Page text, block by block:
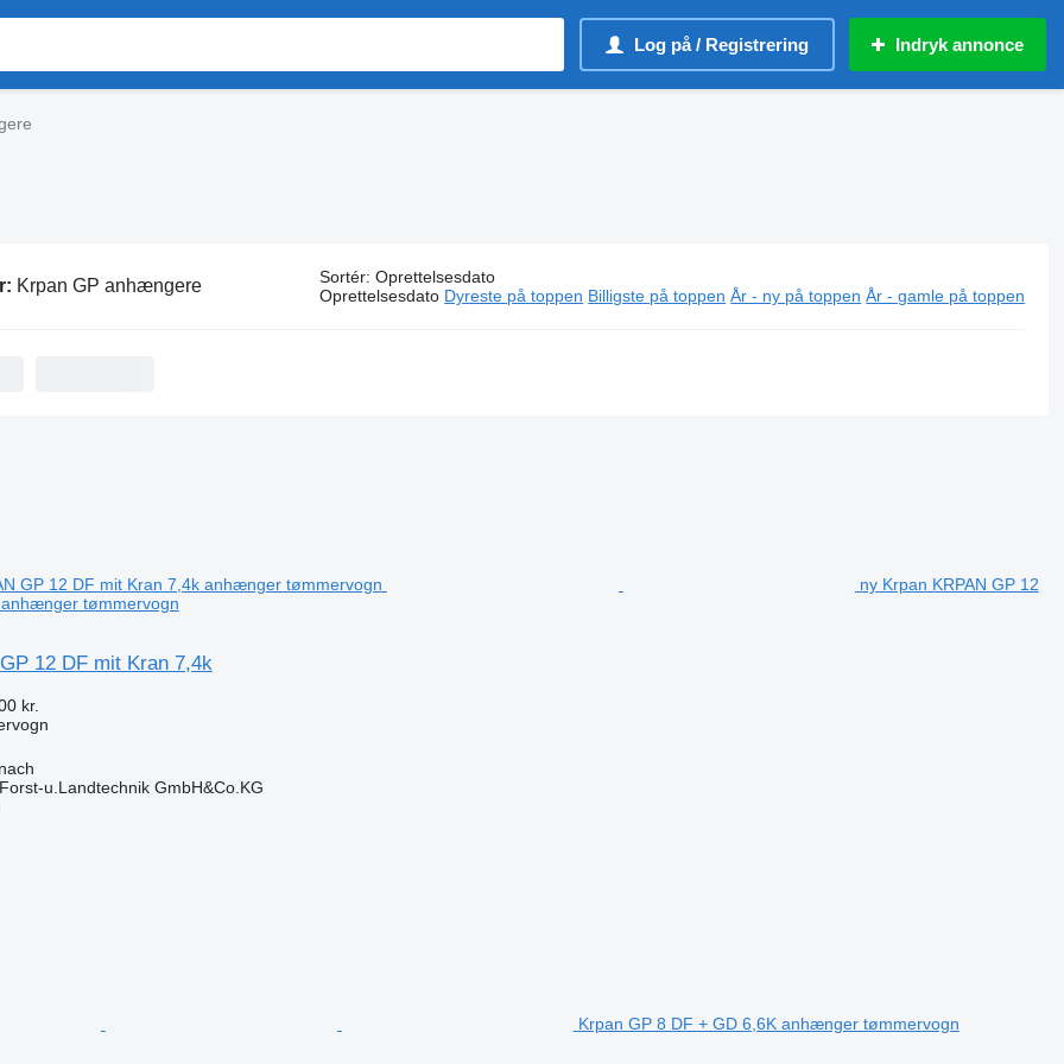
Log på / Registrering Indryk annonce
Krpan GP anhængere Sortér: Oprettelsesdato
Oprettelsesdato Dyreste på toppen Billigste på toppen År - ny på toppen År - gamle på toppen
ny Krpan KRPAN GP 12
tømmervogn
12 DF mit Kran 7,4k
kr.
u.Landtechnik GmbH&Co.KG
Krpan GP 8 DF + GD 6,6K anhænger tømmervogn